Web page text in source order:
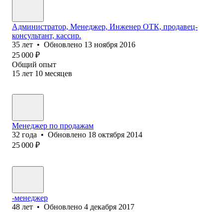
Администратор, Менеджер, Инженер ОТК, продавец-
консультант, кассир.
35 лет • Обновлено 13 ноября 2016
25 000 ₽
Общий опыт
15 лет 10 месяцев
Менеджер по продажам
32 года • Обновлено 18 октября 2014
25 000 ₽
-менеджер
48 лет • Обновлено 4 декабря 2017